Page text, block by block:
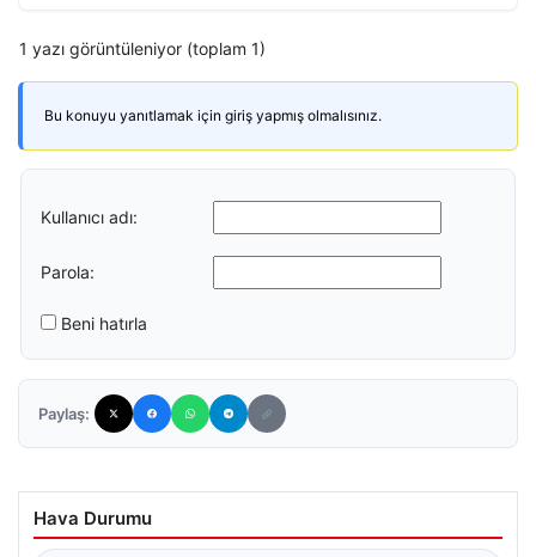
1 yazı görüntüleniyor (toplam 1)
Bu konuyu yanıtlamak için giriş yapmış olmalısınız.
Kullanıcı adı:
Parola:
Beni hatırla
Paylaş:
Hava Durumu